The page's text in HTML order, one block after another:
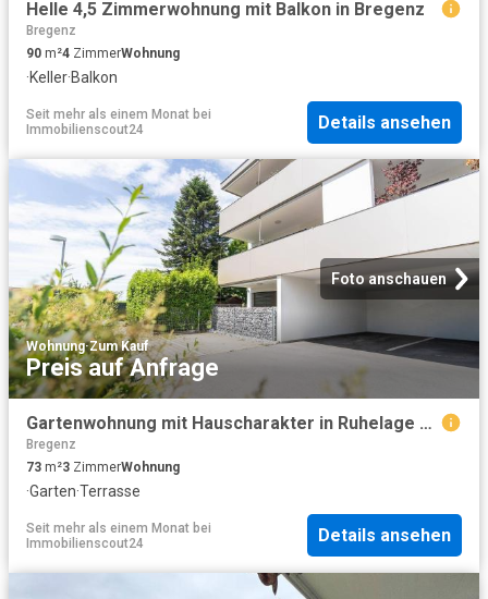
Helle 4,5 Zimmerwohnung mit Balkon in Bregenz
Bregenz
90 m²4 ZimmerWohnung
·Keller·Balkon
Seit mehr als einem Monat bei
Immobilienscout24
Details ansehen
Foto anschauen
Wohnung·Zum Kauf
Preis auf Anfrage
Gartenwohnung mit Hauscharakter in Ruhelage von Bregenz
Bregenz
73 m²3 ZimmerWohnung
·Garten·Terrasse
Seit mehr als einem Monat bei
Immobilienscout24
Details ansehen